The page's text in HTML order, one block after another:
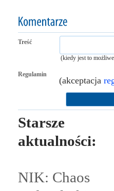
Treść
(kiedy jest to
Regulamin
(akceptacja
Starsze
aktualności:
NIK: Chaos